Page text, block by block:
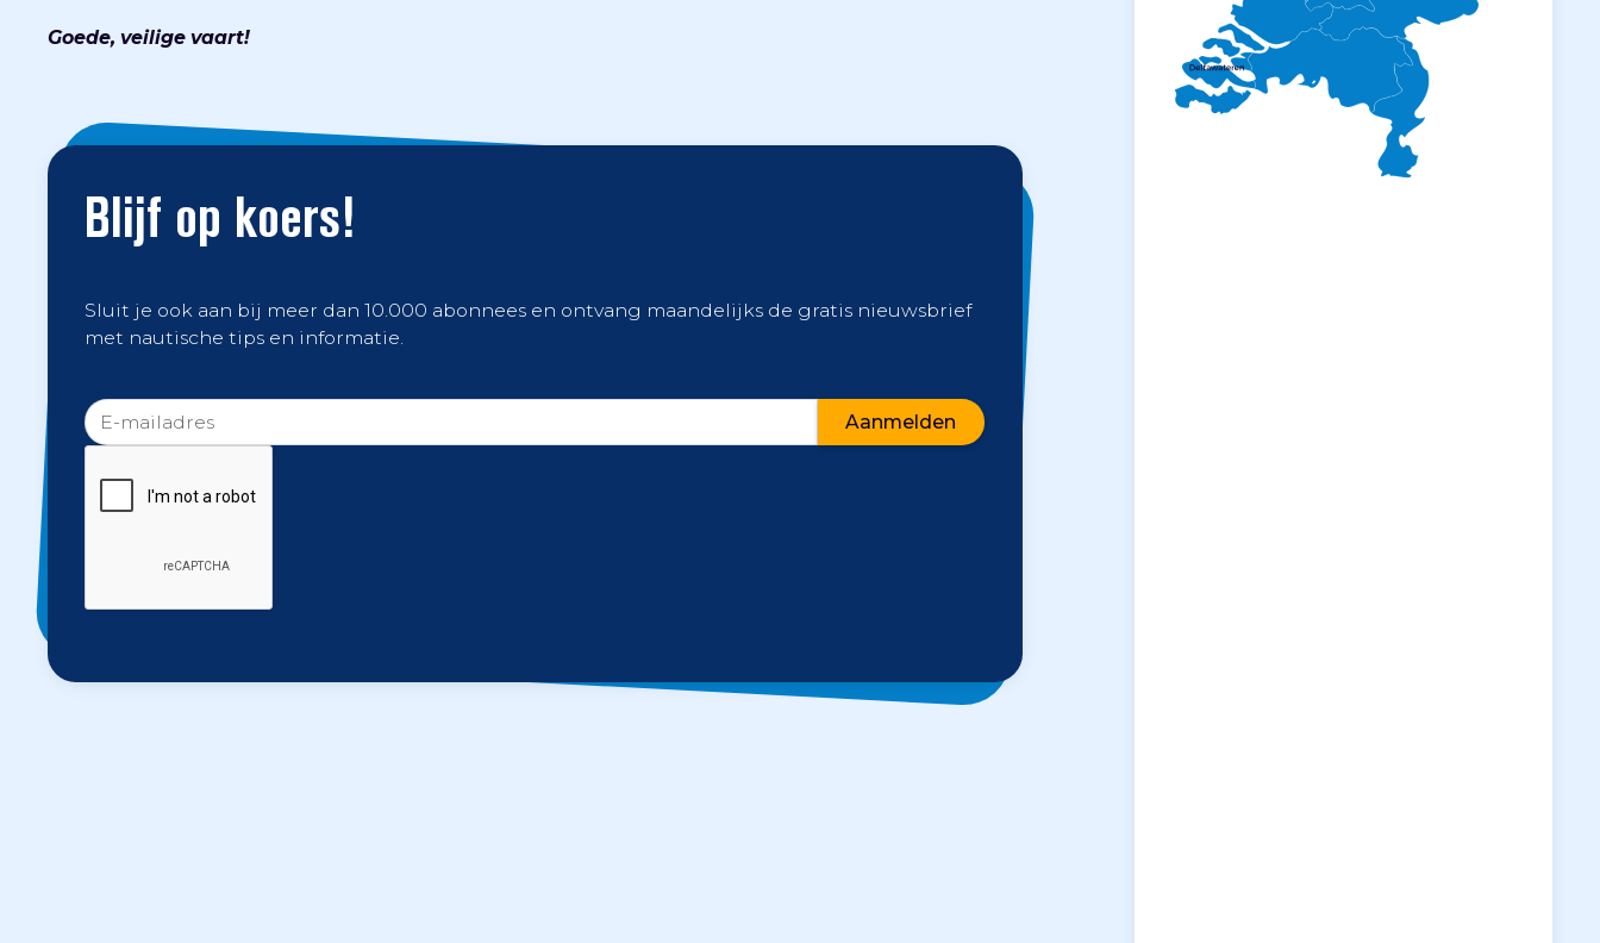
Goede, veilige vaart!
Blijf op koers!
Sluit je ook aan bij meer dan 10.000 abonnees en ontvang maandelijks de gratis nieuwsbrief
met nautische tips en informatie.